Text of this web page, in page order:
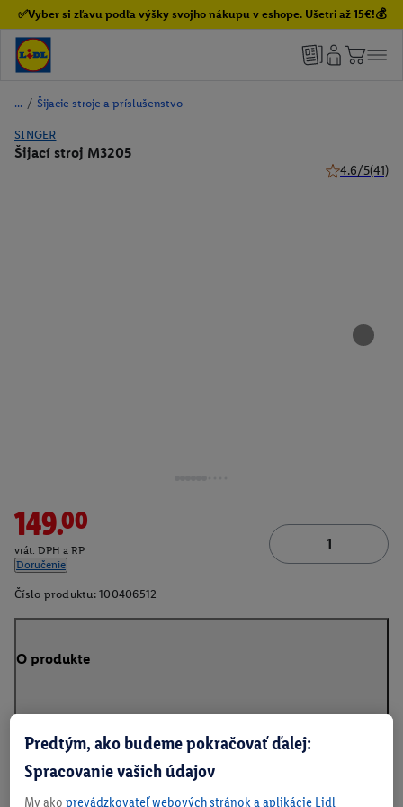
✅Vyber si zľavu podľa výšky svojho nákupu v eshope. Ušetri až 15€!💰
/ Šijacie stroje a príslušenstvo
SINGER
Šijací stroj M3205
4.6/5(41)
149.00
vrát. DPH a RP
Doručenie
Číslo produktu: 100406512
O produkte
Na stiahnutie
Predtým, ako budeme pokračovať ďalej:
Spracovanie vašich údajov
My ako prevádzkovateľ webových stránok a aplikácie Lidl